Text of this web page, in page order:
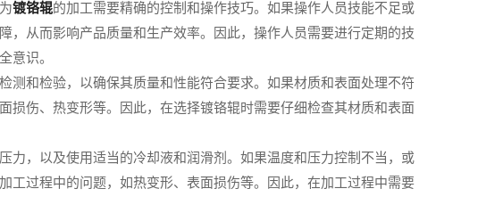
镀铬辊的加工需要精确的控制和操作技巧。如果操作人员技能不足或
，从而影响产品质量和生产效率。因此，操作人员需要进行定期的技
意识。
测和检验，以确保其质量和性能符合要求。如果材质和表面处理不符
损伤、热变形等。因此，在选择镀铬辊时需要仔细检查其材质和表面
力，以及使用适当的冷却液和润滑剂。如果温度和压力控制不当，或
工过程中的问题，如热变形、表面损伤等。因此，在加工过程中需要